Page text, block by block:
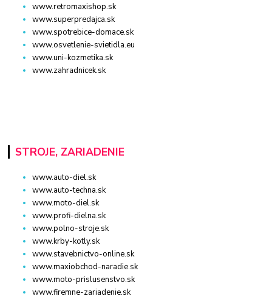
www.retromaxishop.sk
www.superpredajca.sk
www.spotrebice-domace.sk
www.osvetlenie-svietidla.eu
www.uni-kozmetika.sk
www.zahradnicek.sk
STROJE, ZARIADENIE
www.auto-diel.sk
www.auto-techna.sk
www.moto-diel.sk
www.profi-dielna.sk
www.polno-stroje.sk
www.krby-kotly.sk
www.stavebnictvo-online.sk
www.maxiobchod-naradie.sk
www.moto-prislusenstvo.sk
www.firemne-zariadenie.sk